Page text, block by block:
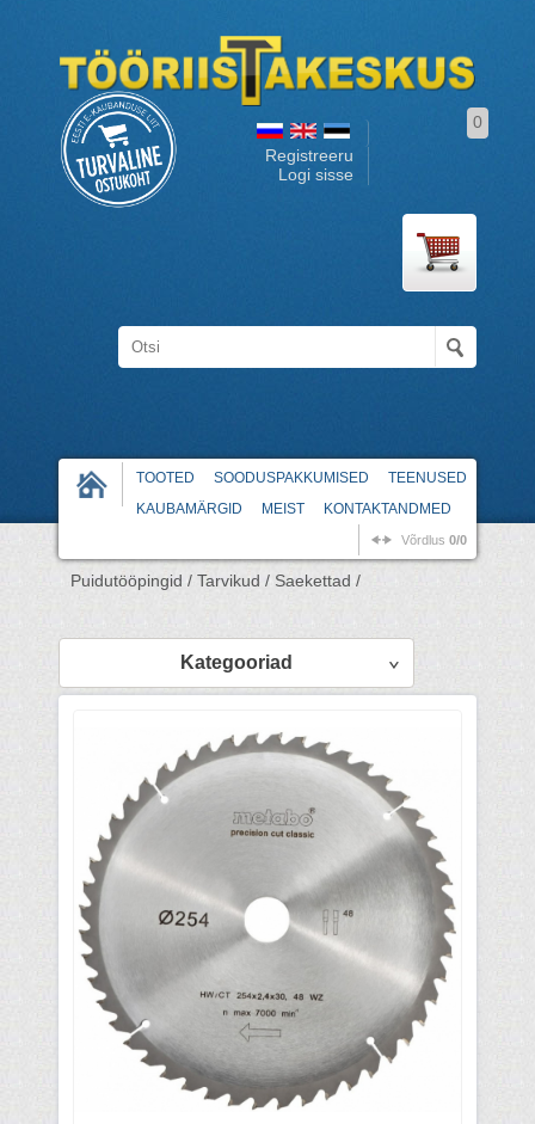
Registreeru
Logi sisse
0
TOOTED SOODUSPAKKUMISED
TEENUSED
KAUBAMÄRGID
MEIST KONTAKTANDMED
Võrdlus 0/0
Puidutööpingid / Tarvikud / Saekettad /
Kategooriad